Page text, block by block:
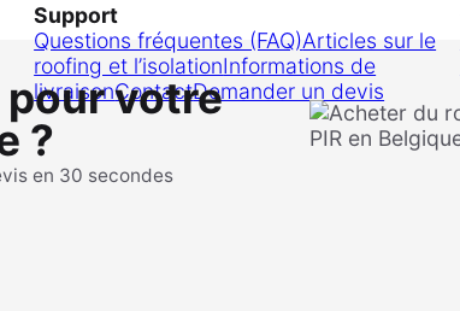
Support
Questions fréquentes (FAQ)Articles sur le
roofing et l’isolationInformations de
livraisonContactDemander un devis
pour votre
?
en 30 secondes